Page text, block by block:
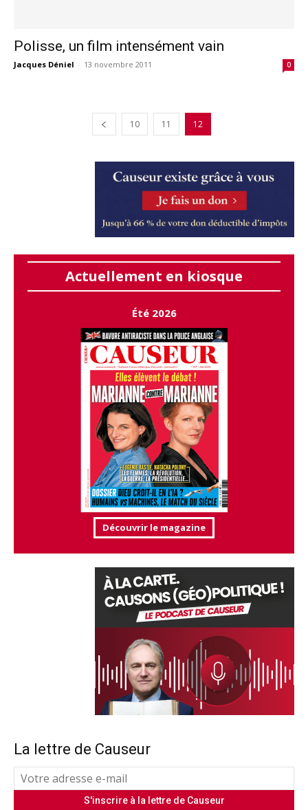
Polisse, un film intensément vain
Jacques Déniel - 13 novembre 2011 0
10 11 12
Actuellement en kiosque
Été 2026
Découvrir le magazine
La lettre de Causeur